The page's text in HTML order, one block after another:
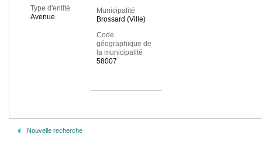
Type d'entité
Avenue
Municipalité
Brossard (Ville)
Code
géographique de
la municipalité
58007
Nouvelle recherche